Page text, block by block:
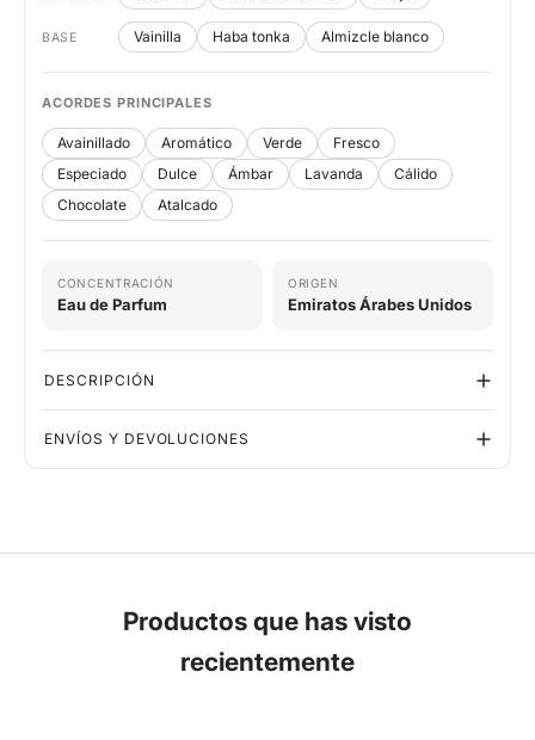
BASE Vainilla Haba tonka Almizcle blanco
ACORDES PRINCIPALES
Avainillado Aromático Verde
Fresco
Especiado
Dulce Ámbar Lavanda
Cálido
Chocolate
Atalcado
CONCENTRACIÓN
Eau de Parfum
ORIGEN
Emiratos Árabes Unidos
DESCRIPCIÓN
ENVÍOS Y DEVOLUCIONES
Productos que has visto
recientemente